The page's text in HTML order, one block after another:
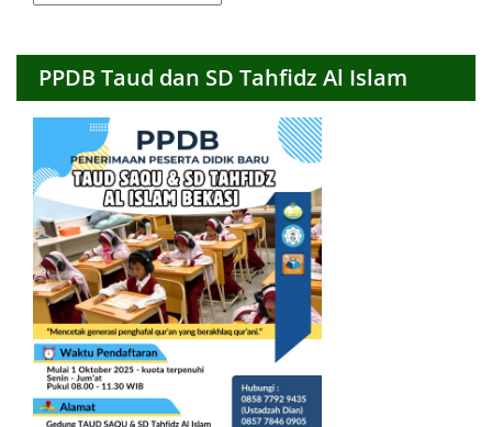
Bulanan
PPDB Taud dan SD Tahfidz Al Islam